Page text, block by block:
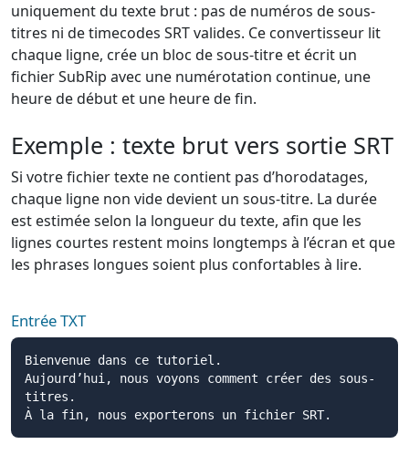
uniquement du texte brut : pas de numéros de sous-
titres ni de timecodes SRT valides. Ce convertisseur lit
chaque ligne, crée un bloc de sous-titre et écrit un
fichier SubRip avec une numérotation continue, une
heure de début et une heure de fin.
Exemple : texte brut vers sortie SRT
Si votre fichier texte ne contient pas d’horodatages,
chaque ligne non vide devient un sous-titre. La durée
est estimée selon la longueur du texte, afin que les
lignes courtes restent moins longtemps à l’écran et que
les phrases longues soient plus confortables à lire.
Entrée TXT
Bienvenue dans ce tutoriel.
Aujourd’hui, nous voyons comment créer des sous-
titres.
À la fin, nous exporterons un fichier SRT.